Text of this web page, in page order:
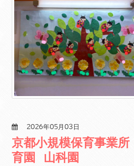
2026年05月03日
京都小規模保育事業
育園 山科園